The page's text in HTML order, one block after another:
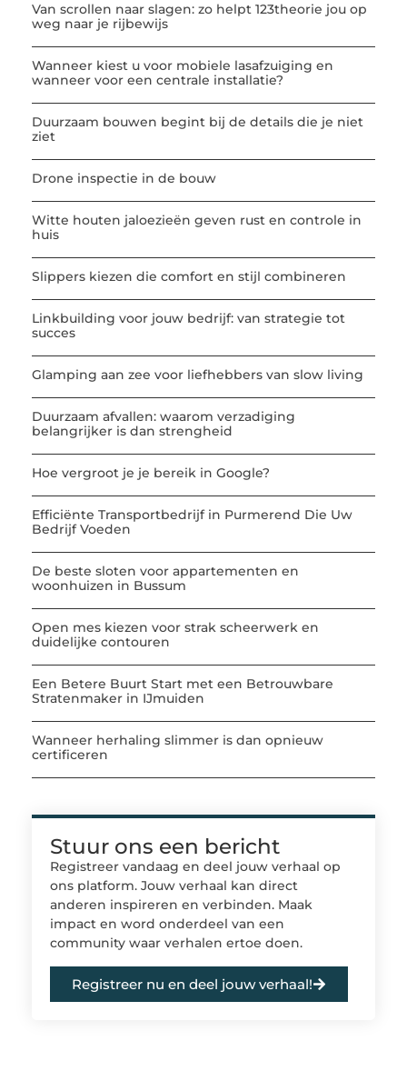
Van scrollen naar slagen: zo helpt 123theorie jou op
weg naar je rijbewijs
Wanneer kiest u voor mobiele lasafzuiging en
wanneer voor een centrale installatie?
Duurzaam bouwen begint bij de details die je niet
ziet
Drone inspectie in de bouw
Witte houten jaloezieën geven rust en controle in
huis
Slippers kiezen die comfort en stijl combineren
Linkbuilding voor jouw bedrijf: van strategie tot
succes
Glamping aan zee voor liefhebbers van slow living
Duurzaam afvallen: waarom verzadiging
belangrijker is dan strengheid
Hoe vergroot je je bereik in Google?
Efficiënte Transportbedrijf in Purmerend Die Uw
Bedrijf Voeden
De beste sloten voor appartementen en
woonhuizen in Bussum
Open mes kiezen voor strak scheerwerk en
duidelijke contouren
Een Betere Buurt Start met een Betrouwbare
Stratenmaker in IJmuiden
Wanneer herhaling slimmer is dan opnieuw
certificeren
Stuur ons een bericht
Registreer vandaag en deel jouw verhaal op
ons platform. Jouw verhaal kan direct
anderen inspireren en verbinden. Maak
impact en word onderdeel van een
community waar verhalen ertoe doen.
Registreer nu en deel jouw verhaal!